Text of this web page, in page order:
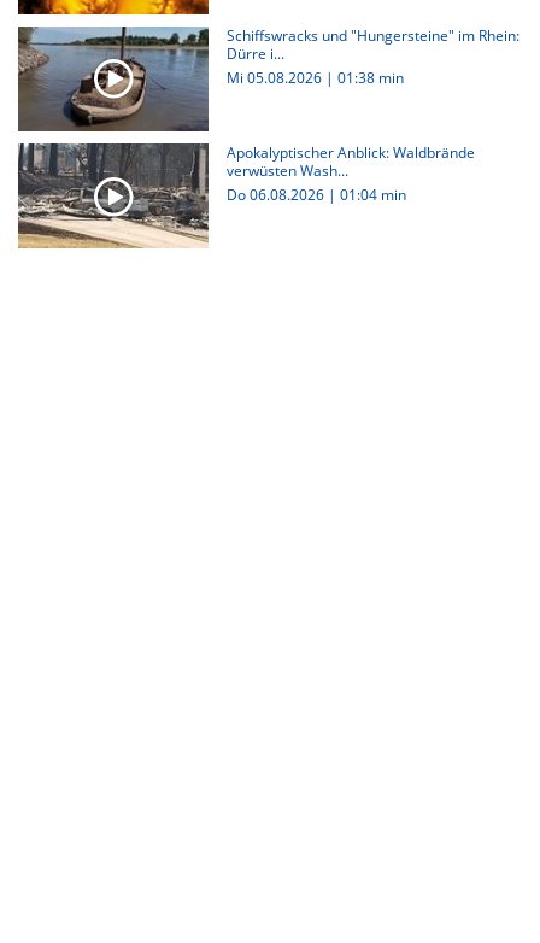
Schiffswracks und "Hungersteine" im Rhein:
Dürre i...
Mi 05.08.2026 | 01:38 min
Apokalyptischer Anblick: Waldbrände
verwüsten Wash...
Do 06.08.2026 | 01:04 min